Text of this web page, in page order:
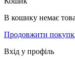
В кошику немає
Продовжити
Вхід у профіль